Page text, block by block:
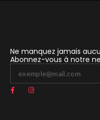
Ne manquez jamais
Abonnez-vous à notre